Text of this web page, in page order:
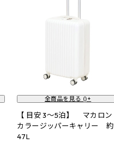
全商品を見る ()+
【 目安 3～5泊】 マカロン
カラージッパーキャリー 約
47L